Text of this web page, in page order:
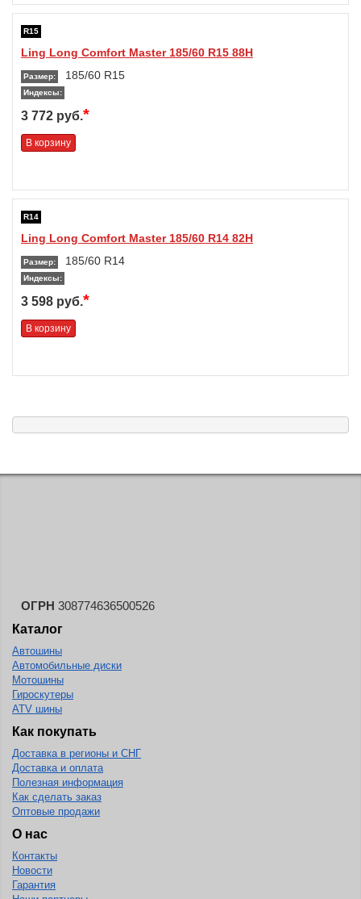
R15
Ling Long Comfort Master 185/60 R15 88H
Размер: 185/60 R15
Индексы:
3 772 руб.*
В корзину
R14
Ling Long Comfort Master 185/60 R14 82H
Размер: 185/60 R14
Индексы:
3 598 руб.*
В корзину
ОГРН 308774636500526
Каталог
Автошины
Автомобильные диски
Мотошины
Гироскутеры
ATV шины
Как покупать
Доставка в регионы и СНГ
Доставка и оплата
Полезная информация
Как сделать заказ
Оптовые продажи
О нас
Контакты
Новости
Гарантия